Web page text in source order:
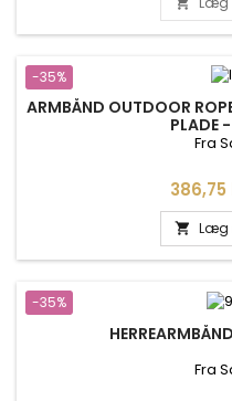
-35%
ARMBÅND OUTDOOR
PLADE
Fra
Pris
386,75
 Læg
-35%
Fra